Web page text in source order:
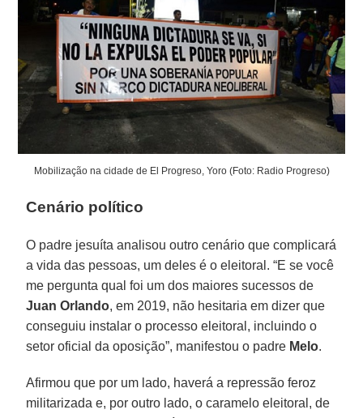
Mobilização na cidade de El Progreso, Yoro (Foto: Radio Progreso)
Cenário político
O padre jesuíta analisou outro cenário que complicará
a vida das pessoas, um deles é o eleitoral. “E se você
me pergunta qual foi um dos maiores sucessos de
Juan Orlando, em 2019, não hesitaria em dizer que
conseguiu instalar o processo eleitoral, incluindo o
setor oficial da oposição”, manifestou o padre Melo.
Afirmou que por um lado, haverá a repressão feroz
militarizada e, por outro lado, o caramelo eleitoral, de